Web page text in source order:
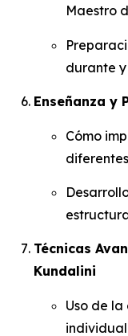
Maestro
durante
Enseñanza y
Cómo
Técnicas
Kundalini
Uso de